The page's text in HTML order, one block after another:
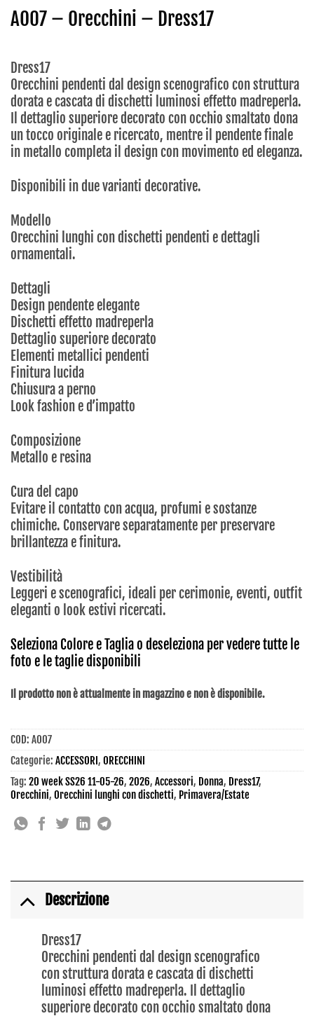
AO07 – Orecchini – Dress17
Dress17
Orecchini pendenti dal design scenografico con struttura
dorata e cascata di dischetti luminosi effetto madreperla.
Il dettaglio superiore decorato con occhio smaltato dona
un tocco originale e ricercato, mentre il pendente finale
in metallo completa il design con movimento ed eleganza.
Disponibili in due varianti decorative.
Modello
Orecchini lunghi con dischetti pendenti e dettagli
ornamentali.
Dettagli
Design pendente elegante
Dischetti effetto madreperla
Dettaglio superiore decorato
Elementi metallici pendenti
Finitura lucida
Chiusura a perno
Look fashion e d’impatto
Composizione
Metallo e resina
Cura del capo
Evitare il contatto con acqua, profumi e sostanze
chimiche. Conservare separatamente per preservare
brillantezza e finitura.
Vestibilità
Leggeri e scenografici, ideali per cerimonie, eventi, outfit
eleganti o look estivi ricercati.
Seleziona Colore e Taglia o deseleziona per vedere tutte le
foto e le taglie disponibili
Il prodotto non è attualmente in magazzino e non è disponibile.
COD: AO07
Categorie: ACCESSORI, ORECCHINI
Tag: 20 week SS26 11-05-26, 2026, Accessori, Donna, Dress17,
Orecchini, Orecchini lunghi con dischetti, Primavera/Estate
Descrizione
Dress17
Orecchini pendenti dal design scenografico
con struttura dorata e cascata di dischetti
luminosi effetto madreperla. Il dettaglio
superiore decorato con occhio smaltato dona